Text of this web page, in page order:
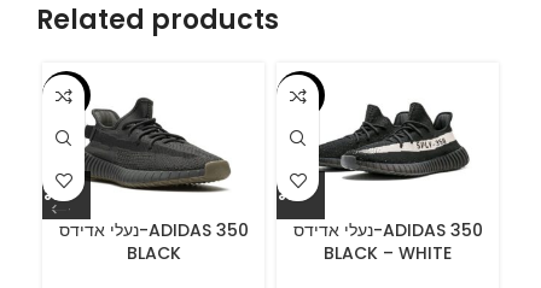
Related products
-55%
נעלי אדידס-ADIDAS 350
BLACK
-55%
נעלי אדידס-ADIDAS 350
BLACK – WHITE